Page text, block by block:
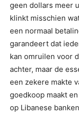
geen dollars meer
klinkt misschien
een normaal
garandeert dat
kan omruilen voor
achter, maar de
een zekere makte
goedkoop maakt
op Libanese